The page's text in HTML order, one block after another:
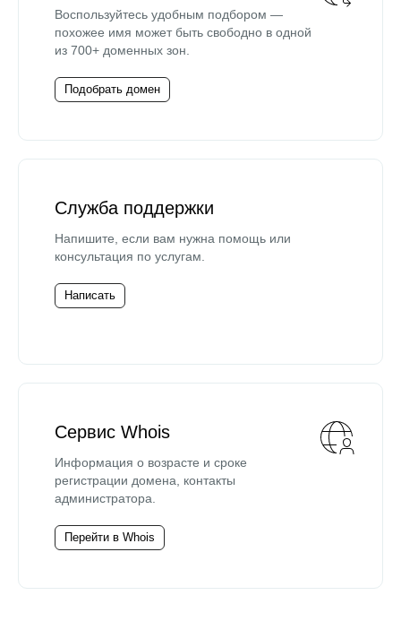
Воспользуйтесь удобным подбором —
похожее имя может быть свободно в одной
из 700+ доменных зон.
Подобрать домен
Служба поддержки
Напишите, если вам нужна помощь или
консультация по услугам.
Написать
Сервис Whois
Информация о возрасте и сроке
регистрации домена, контакты
администратора.
Перейти в Whois